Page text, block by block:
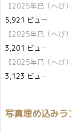
【2025年巳（へび
5,921 ビュー
【2025年巳（へび
3,201 ビュー
【2025年巳（へび
3,123 ビュー
写真埋め込み